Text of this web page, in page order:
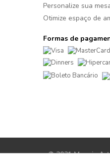
Personalize sua
Otimize espaço de
Formas de
© 2021 Moveis